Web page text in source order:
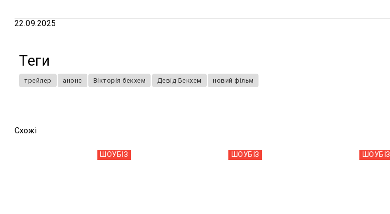
22.09.2025
Теги
трейлер анонс Вікторія бекхем Девід Бекхем новий фільм
Схожi
ШОУБIЗ ШОУБIЗ ШОУБIЗ